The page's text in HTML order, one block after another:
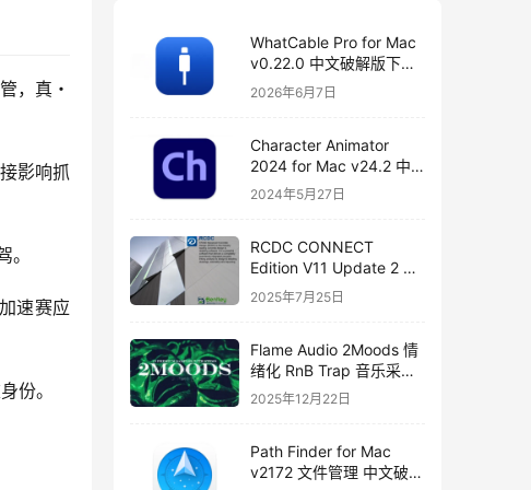
，真・
影响抓
速赛应
份。
WhatCable Pro for Mac
v0.22.0 中文破解版下载
USB-C 诊断工具
2026年6月7日
Character Animator
2024 for Mac v24.2 中
文破解版下载
2024年5月27日
RCDC CONNECT
Edition V11 Update 2 破
解版下载 crack
2025年7月25日
Flame Audio 2Moods 情
绪化 RnB Trap 音乐采样
与分轨套装
2025年12月22日
Path Finder for Mac
v2172 文件管理 中文破解